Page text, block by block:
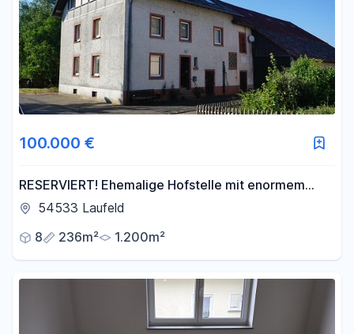
100.000 €
RESERVIERT! Ehemalige Hofstelle mit enormem
Potenzial und Erweiterungsoption in Laufeld!
54533 Laufeld
8
236m² 1.200m²